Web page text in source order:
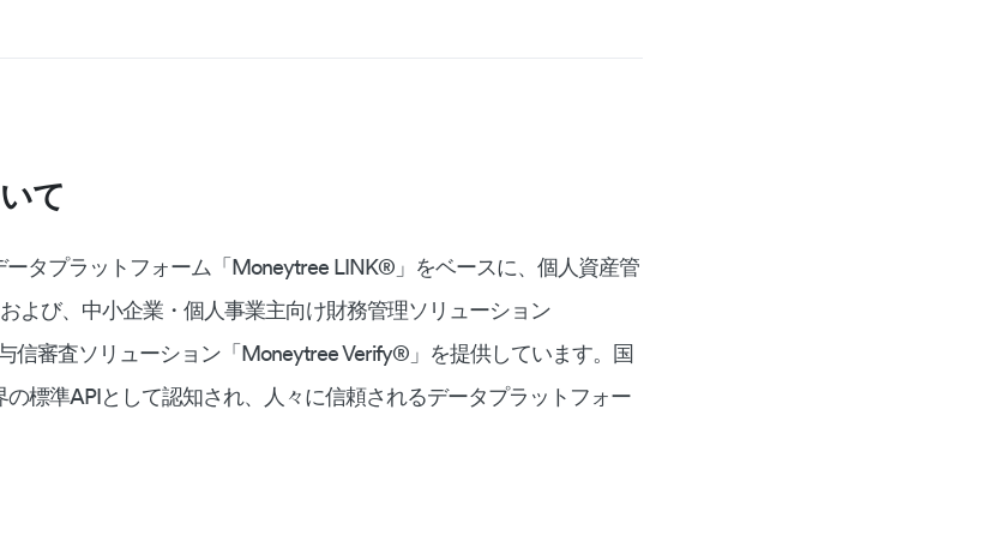
て
ータプラットフォーム「Moneytree LINK®︎」をベースに、個人資産管
よび、中小企業・個人事業主向け財務管理ソリューション
信審査ソリューション「Moneytree Verify®︎」を提供しています。国
標準APIとして認知され、人々に信頼されるデータプラットフォー